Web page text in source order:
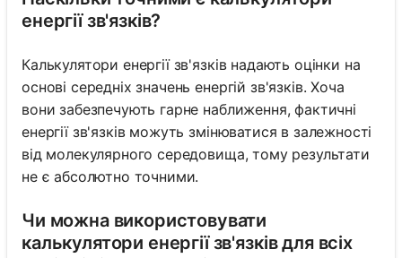
енергії зв'язків?
Калькулятори енергії зв'язків надають оцінки на
основі середніх значень енергій зв'язків. Хоча
вони забезпечують гарне наближення, фактичні
енергії зв'язків можуть змінюватися в залежності
від молекулярного середовища, тому результати
не є абсолютно точними.
Чи можна використовувати
калькулятори енергії зв'язків для всіх